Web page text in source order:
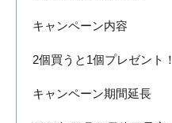
キャンペーン内容
2個買うと1個プレゼント！
キャンペーン期間延長